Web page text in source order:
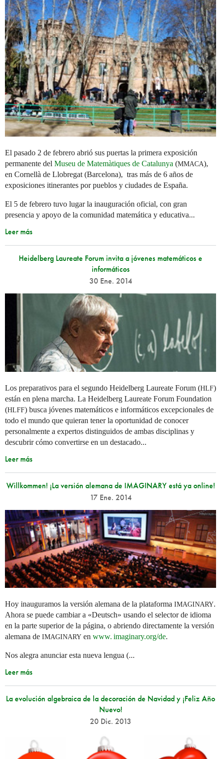
El pasado 2 de febrero abrió sus puertas la primera exposición
permanente del Museu de Matemàtiques de Catalunya (MMACA),
en Cornellà de Llobregat (Barcelona), tras más de 6 años de
exposiciones itinerantes por pueblos y ciudades de España.
El 5 de febrero tuvo lugar la inauguración oficial, con gran
presencia y apoyo de la comunidad matemática y educativa...
Leer más
Heidelberg Laureate Forum invita a jóvenes matemáticos e
informáticos
30 Ene. 2014
Los preparativos para el segundo Heidelberg Laureate Forum (HLF)
están en plena marcha. La Heidelberg Laureate Forum Foundation
(HLFF) busca jóvenes matemáticos e informáticos excepcionales de
todo el mundo que quieran tener la oportunidad de conocer
personalmente a expertos distinguidos de ambas disciplinas y
descubrir cómo convertirse en un destacado...
Leer más
Willkommen! ¡La versión alemana de IMAGINARY está ya online!
17 Ene. 2014
Hoy inauguramos la versión alemana de la plataforma IMAGINARY.
Ahora se puede cambiar a «Deutsch» usando el selector de idioma
en la parte superior de la página, o abriendo directamente la versión
alemana de IMAGINARY en www. imaginary.org/de.
Nos alegra anunciar esta nueva lengua (...
Leer más
La evolución algebraica de la decoración de Navidad y ¡Feliz Año
Nuevo!
20 Dic. 2013